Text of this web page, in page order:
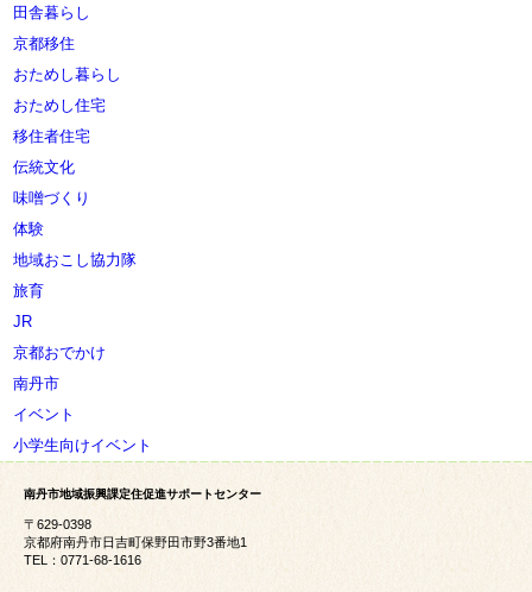
田舎暮らし
京都移住
おためし暮らし
おためし住宅
移住者住宅
伝統文化
味噌づくり
体験
地域おこし協力隊
旅育
JR
京都おでかけ
南丹市
イベント
小学生向けイベント
南丹市地域振興課定住促進サポートセンター
〒629-0398
京都府南丹市日吉町保野田市野3番地1
TEL：0771-68-1616